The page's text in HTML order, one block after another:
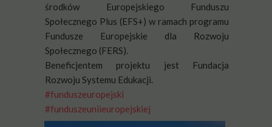
środków Europejskiego Funduszu
Społecznego Plus (EFS+) w ramach programu
Fundusze Europejskie dla Rozwoju
Społecznego (FERS).
Beneficjentem projektu jest Fundacja
Rozwoju Systemu Edukacji.
#funduszeuropejski
#funduszeuniieuropejskiej